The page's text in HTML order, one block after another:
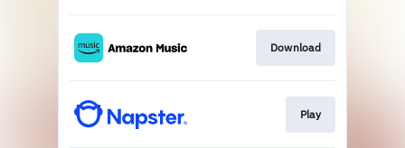
Download
Play